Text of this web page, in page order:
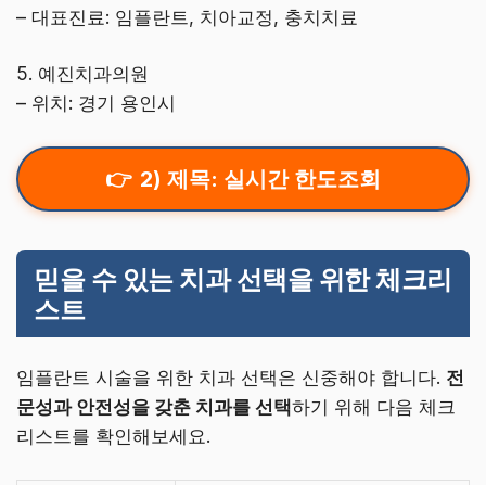
– 대표진료: 임플란트, 치아교정, 충치치료
5. 예진치과의원
– 위치: 경기 용인시
2) 제목: 실시간 한도조회
믿을 수 있는 치과 선택을 위한 체크리
스트
임플란트 시술을 위한 치과 선택은 신중해야 합니다. 전
문성과 안전성을 갖춘 치과를 선택하기 위해 다음 체크
리스트를 확인해보세요.